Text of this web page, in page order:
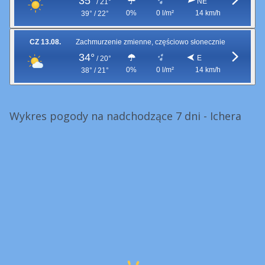
39° / 22°
0% 0 l/m²
14 km/h
CZ 13.08. Zachmurzenie zmienne, częściowo słonecznie
34° / 20°
38° / 21°
0% 0 l/m²
E
14 km/h
Wykres pogody na nadchodzące 7 dni - Ichera